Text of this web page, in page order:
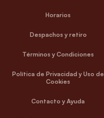
Horarios
Despachos y retiro
Términos y Condiciones
Política de Privacidad y Uso de
Cookies
Contacto y Ayuda